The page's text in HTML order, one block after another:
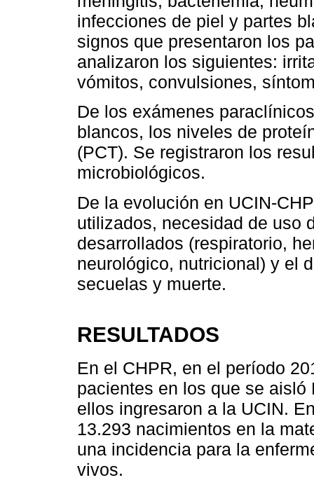
infecciones de piel y partes
signos que presentaron los
analizaron los siguientes:
vómitos, convulsiones,
De los exámenes
blancos, los niveles de
(PCT). Se registraron los
microbiológicos.
De la evolución en UCIN-
utilizados, necesidad de uso
desarrollados (respiratorio,
neurológico, nutricional) y el
secuelas y muerte.
RESULTADOS
En el CHPR, en el período
pacientes en los que se
ellos ingresaron a la UCIN.
13.293 nacimientos en la
una incidencia para la
vivos.